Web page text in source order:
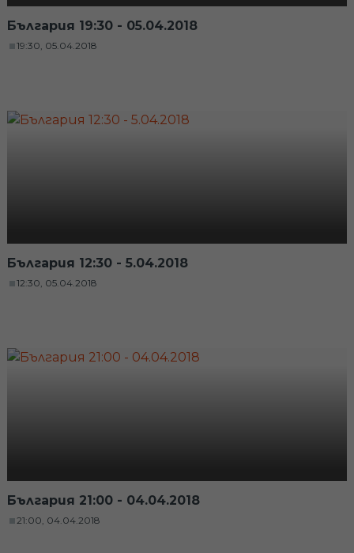
България 19:30 - 05.04.2018
19:30, 05.04.2018
България 12:30 - 5.04.2018
12:30, 05.04.2018
България 21:00 - 04.04.2018
21:00, 04.04.2018